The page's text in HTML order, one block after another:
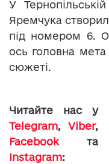
У
Яремчука
під номером 6.
ось головна мета
сюжеті.
Читайте нас у
Telegram, Viber,
Facebookта
Instagram: